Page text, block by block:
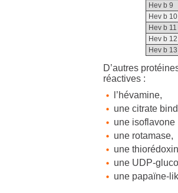
Hev b 9
Hev b 10
Hev b 11
Hev b 12
Hev b 13
D’autres
réactives :
l’hévamine,
une citrate
une isoflavone
une rotamase,
une
une UDP-
une papaïne-